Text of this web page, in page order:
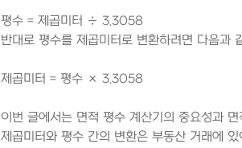
평수 = 제곱미터 ÷ 3.3058
반대로 평수를 제곱미터로 변환하려면 다음과
제곱미터 = 평수 × 3.3058
이번 글에서는 면적 평수 계산기의 중요성과
제곱미터와 평수 간의 변환은 부동산 거래에